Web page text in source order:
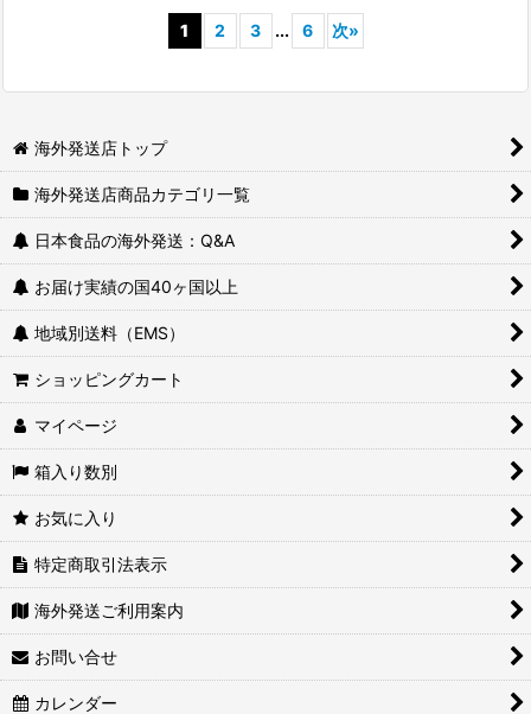
1 2 3 ... 6 次»
海外発送店トップ
海外発送店商品カテゴリ一覧
日本食品の海外発送：Q&A
お届け実績の国40ヶ国以上
地域別送料（EMS）
ショッピングカート
マイページ
箱入り数別
お気に入り
特定商取引法表示
海外発送ご利用案内
お問い合せ
カレンダー